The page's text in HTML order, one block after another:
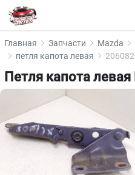
Главная Запчасти Mazda
петля капота левая
Петля капота